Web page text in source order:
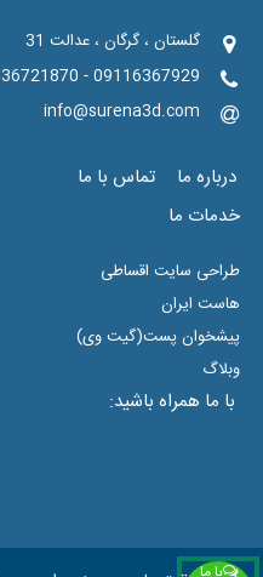
با ما
گلستان ، گرگان ، عدالت 31
09116367929 - 09336721870
info@surena3d.com
درباره ما
تماس با ما
خدمات ما
طراحی سایت اقساطی
هاست ایران
پیشخوان پست(گیت وی)
وبلاگ
با ما همراه باشید: